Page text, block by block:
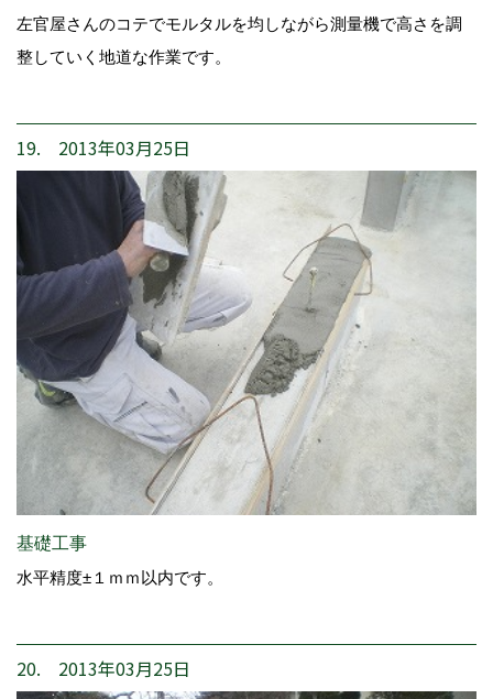
左官屋さんのコテでモルタルを均しながら測量機で高さを調
整していく地道な作業です。
19. 2013年03月25日
基礎工事
水平精度±１ｍｍ以内です。
20. 2013年03月25日